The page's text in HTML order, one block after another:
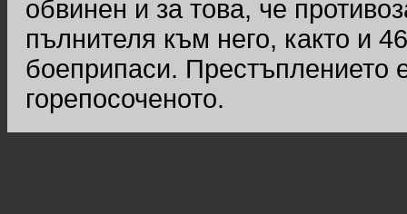
обвинен и за това, че
пълнителя към него, както и
боеприпаси. Престъплението
горепосоченото.